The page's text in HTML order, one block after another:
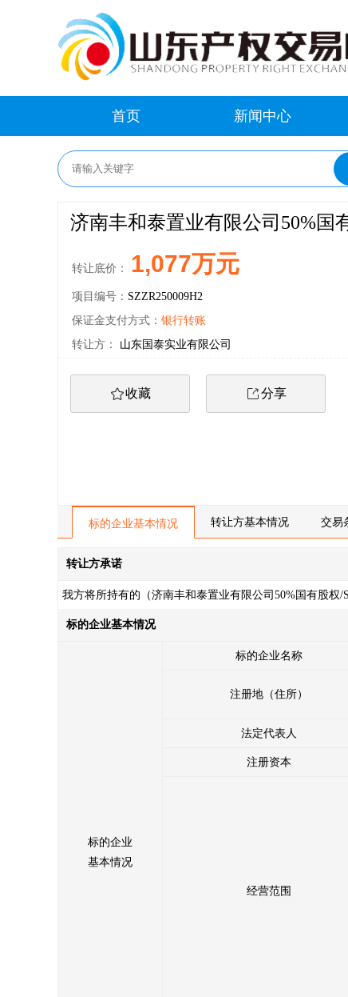
首页 新闻中心
济南丰和泰置业有限公司50%国
转让底价： 1,077万元
项目编号： SZZR250009H2
保证金支付方式： 银行转账
转让方： 山东国泰实业有限公司
收藏 分享
标的企业基本情况 转让方基本情况 交易
转让方承诺
我方将所持有的（济南丰和泰置业有限公司50%国有股权
1、本次转让是我方真实意思表示，转让标的权属清晰，
2、本次转让已履行了相应程序，经过有效的内部决策，
4、我方在交易过程中自愿遵守有关法律法规和山东产权
6、我方已按照法律法规及山东产权交易中心相关规定
7、我方承诺确定受让方后按照约定与受让方签订《产权
9、我方承诺遵守《山东产权交易中心产权交易保证金操
10、我方保证在山东产权交易中心出具产权交易凭证后
我方保证遵守以上承诺，如违反上述承诺或有其他违规
标的企业基本情况
标的企业
基本情况
标的企业名称
注册地（住所）
法定代表人
注册资本
经营范围